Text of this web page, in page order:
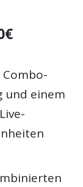
Combo-
und einem